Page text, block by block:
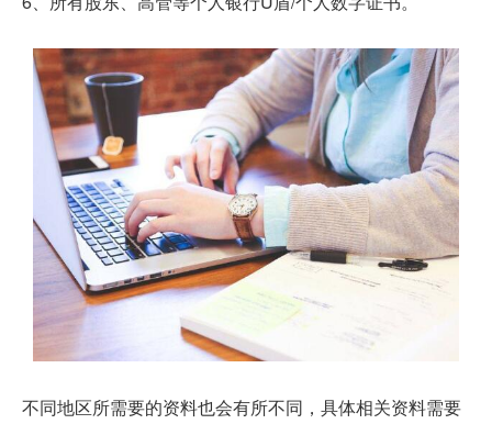
不同地区所需要的资料也会有所不同，具体相关资料需要